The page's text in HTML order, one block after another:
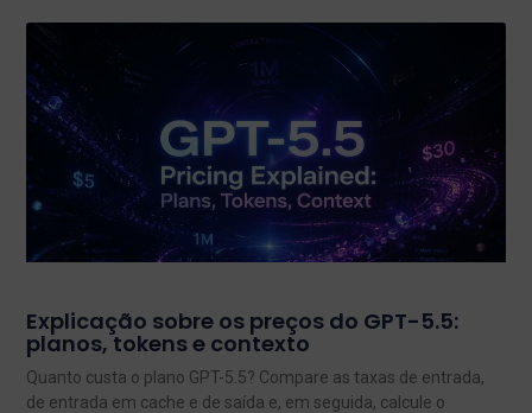
Explicação sobre os preços do GPT-5.5:
planos, tokens e contexto
Quanto custa o plano GPT-5.5? Compare as taxas de entrada,
de entrada em cache e de saída e, em seguida, calcule o